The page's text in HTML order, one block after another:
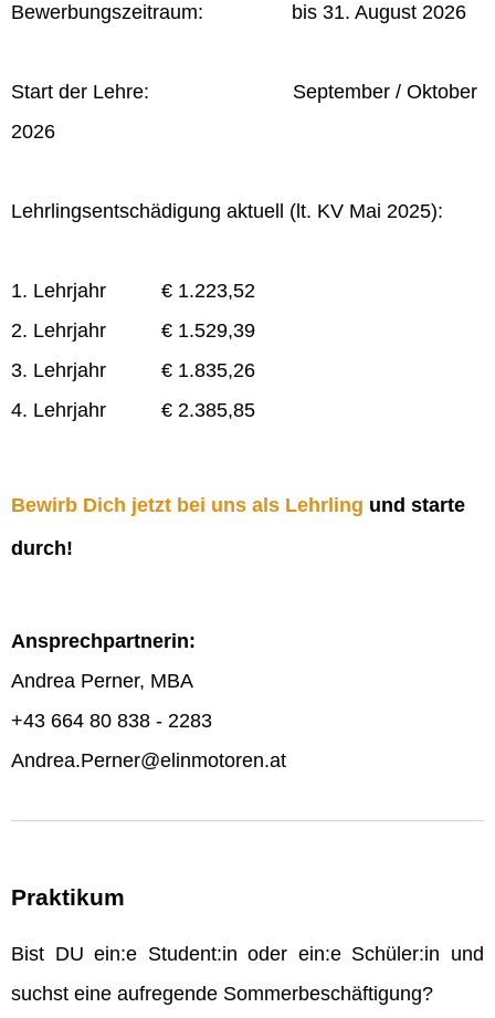
Bewerbungszeitraum: bis 31. August 2026
Start der Lehre: September / Oktober
2026
Lehrlingsentschädigung aktuell (lt. KV Mai 2025):
1. Lehrjahr € 1.223,52
2. Lehrjahr € 1.529,39
3. Lehrjahr € 1.835,26
4. Lehrjahr € 2.385,85
Bewirb Dich jetzt bei uns als Lehrling und starte
durch!
Ansprechpartnerin:
Andrea Perner, MBA
+43 664 80 838 - 2283
Andrea.Perner@elinmotoren.at
Praktikum
Bist DU ein:e Student:in oder ein:e Schüler:in und
suchst eine aufregende Sommerbeschäftigung?